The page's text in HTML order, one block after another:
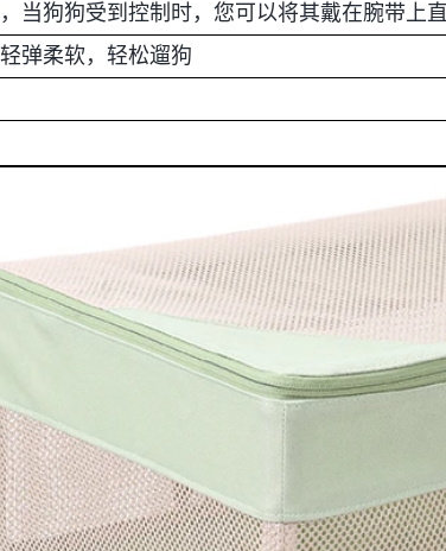
当狗狗受到控制时，您可以将其戴在腕带上
弹柔软，轻松遛狗